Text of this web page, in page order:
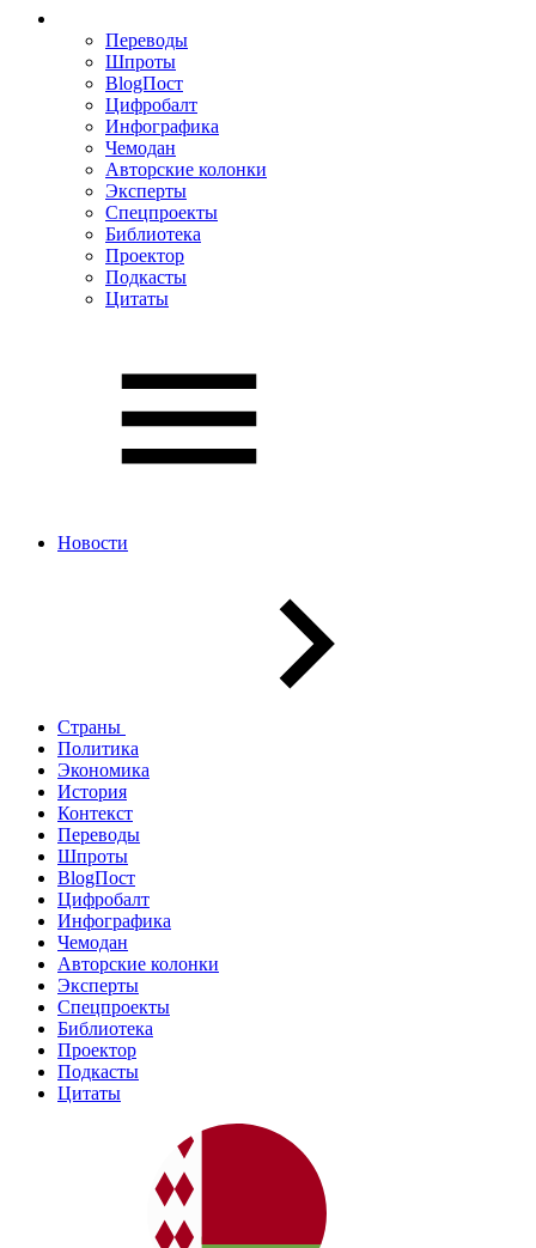
Переводы
Шпроты
BlogПост
Цифробалт
Инфографика
Чемодан
Авторские колонки
Эксперты
Спецпроекты
Библиотека
Проектор
Подкасты
Цитаты
Новости
Страны
Политика
Экономика
История
Контекст
Переводы
Шпроты
BlogПост
Цифробалт
Инфографика
Чемодан
Авторские колонки
Эксперты
Спецпроекты
Библиотека
Проектор
Подкасты
Цитаты